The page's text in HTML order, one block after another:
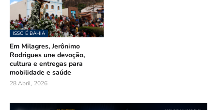
ISSO É BAHIA
Em Milagres, Jerônimo
Rodrigues une devoção,
cultura e entregas para
mobilidade e saúde
28 Abril, 2026